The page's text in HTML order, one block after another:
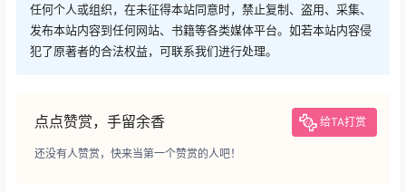
任何个人或组织，在未征得本站同意时，禁止复制、盗用、采集、
发布本站内容到任何网站、书籍等各类媒体平台。如若本站内容侵
犯了原著者的合法权益，可联系我们进行处理。
点点赞赏，手留余香 给TA打赏
还没有人赞赏，快来当第一个赞赏的人吧！